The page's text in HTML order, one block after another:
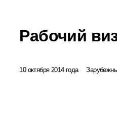
Рабочий
10 октября 2014 года